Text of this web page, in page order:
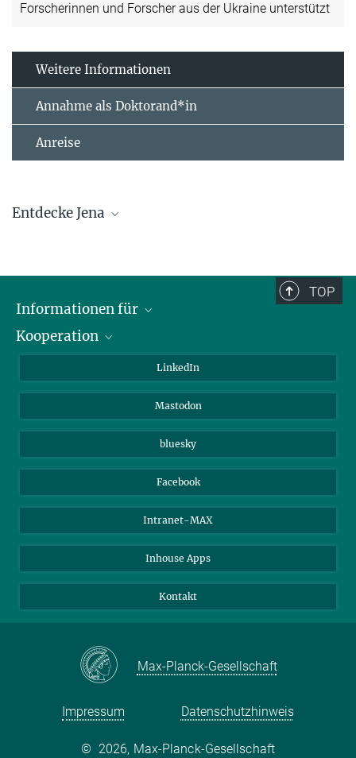
Forscherinnen und Forscher aus der Ukraine unterstützt
Weitere Informationen
Annahme als Doktorand*in
Anreise
Entdecke Jena
Sie finden dieses Video auf YouTube. Mit Klick auf das Bild
werden Sie dorthin weitergeleitet.
Der Stadt Jena auf der Spur!
TOP
Informationen für
Journalisten
Kooperation
Max-Planck-Gesellschaft
Beutenberg Campus e.V.
LinkedIn
Mastodon
bluesky
Facebook
Intranet-MAX
Inhouse Apps
Kontakt
Max-Planck-Gesellschaft
Impressum Datenschutzhinweis
© 2026, Max-Planck-Gesellschaft